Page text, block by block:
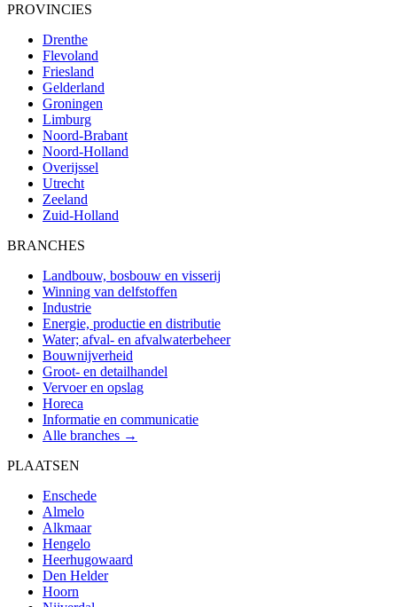
PROVINCIES
Drenthe
Flevoland
Friesland
Gelderland
Groningen
Limburg
Noord-Brabant
Noord-Holland
Overijssel
Utrecht
Zeeland
Zuid-Holland
BRANCHES
Landbouw, bosbouw en visserij
Winning van delfstoffen
Industrie
Energie, productie en distributie
Water; afval- en afvalwaterbeheer
Bouwnijverheid
Groot- en detailhandel
Vervoer en opslag
Horeca
Informatie en communicatie
Alle branches →
PLAATSEN
Enschede
Almelo
Alkmaar
Hengelo
Heerhugowaard
Den Helder
Hoorn